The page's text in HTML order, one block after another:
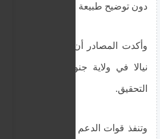
دون توضيح طبيعة الاتهامات الموجهة
وأكدت المصادر أن غالبية الموقوفين
نيالا في ولاية جنوب دارفور، حيث
التحقيق.
وتنفذ قوات الدعم السريع حملات